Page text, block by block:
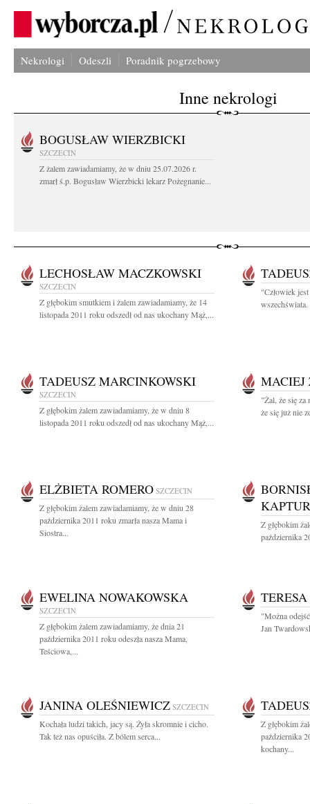
Nekrologi Odeszli Poradnik pogrzebowy
Inne nekrologi
BOGUSŁAW WIERZBICKI
SZCZECIN
Z żalem zawiadamiamy, że w dniu 25.07.2026 r.
zmarł ś.p. Bogusław Wierzbicki lekarz Pożegnanie...
LECHOSŁAW MACZKOWSKI
SZCZECIN
Z głębokim smutkiem i żalem zawiadamiamy, że 14
listopada 2011 roku odszedł od nas ukochany Mąż,...
"Człowiek
TADEUSZ MARCINKOWSKI
SZCZECIN
Z głębokim żalem zawiadamiamy, że w dniu 8
listopada 2011 roku odszedł od nas ukochany Mąż,...
MACIEJ
"Żal, że się za
że się już nie
ELŻBIETA ROMERO SZCZECIN
Z głębokim żalem zawiadamiamy, że w dniu 28
października 2011 roku zmarła nasza Mama i
Siostra...
Z głębokim
października
EWELINA NOWAKOWSKA
SZCZECIN
Z głębokim żalem zawiadamiamy, że dnia 21
października 2011 roku odeszła nasza Mama,
Teściowa,...
"Można
Jan
JANINA OLEŚNIEWICZ SZCZECIN
Kochała ludzi takich, jacy są. Żyła skromnie i cicho.
Tak też nas opuściła. Z bólem serca...
Z głębokim
października
kochany...